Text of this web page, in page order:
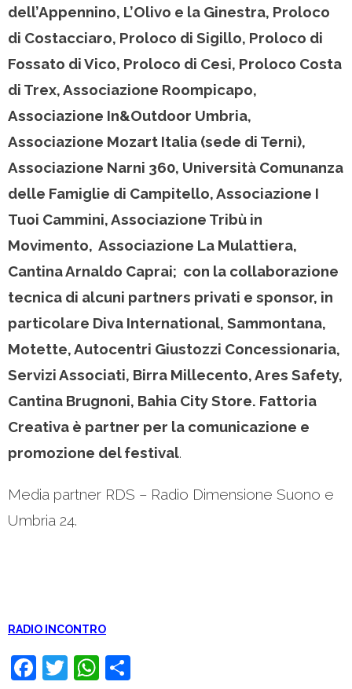
dell’Appennino, L’Olivo e la Ginestra, Proloco
di Costacciaro, Proloco di Sigillo, Proloco di
Fossato di Vico, Proloco di Cesi, Proloco Costa
di Trex, Associazione Roompicapo,
Associazione In&Outdoor Umbria,
Associazione Mozart Italia (sede di Terni),
Associazione Narni 360, Università Comunanza
delle Famiglie di Campitello, Associazione I
Tuoi Cammini, Associazione Tribù in
Movimento, Associazione La Mulattiera,
Cantina Arnaldo Caprai; con la collaborazione
tecnica di alcuni partners privati e sponsor, in
particolare Diva International, Sammontana,
Motette, Autocentri Giustozzi Concessionaria,
Servizi Associati, Birra Millecento, Ares Safety,
Cantina Brugnoni, Bahia City Store. Fattoria
Creativa è partner per la comunicazione e
promozione del festival.
Media partner RDS – Radio Dimensione Suono e
Umbria 24.
RADIO INCONTRO
F
T
W